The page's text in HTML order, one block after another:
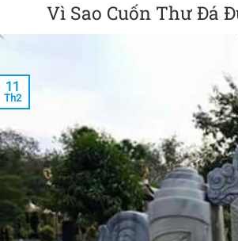
Vì Sao Cuốn Thư Đá
11
Th2